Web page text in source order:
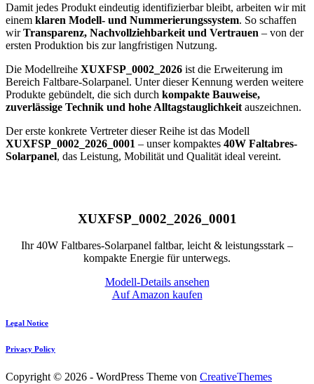
Damit jedes Produkt eindeutig identifizierbar bleibt, arbeiten wir mit
einem klaren Modell- und Nummerierungssystem. So schaffen
wirTransparenz, Nachvollziehbarkeit und Vertrauen – von der
ersten Produktion bis zur langfristigen Nutzung.
Die Modellreihe XUXFSP_0002_2026 ist die Erweiterung im
Bereich Faltbare-Solarpanel. Unter dieser Kennung werden weitere
Produkte gebündelt, die sich durch kompakte Bauweise,
zuverlässige Technik und hohe Alltagstauglichkeit auszeichnen.
Der erste konkrete Vertreter dieser Reihe ist das Modell
XUXFSP_0002_2026_0001 – unser kompaktes 40W Faltabres-
Solarpanel, das Leistung, Mobilität und Qualität ideal vereint.
XUXFSP_0002_2026 _0001
Ihr 40W Faltbares-Solarpanel faltbar, leicht & leistungsstark –
kompakte Energie für unterwegs.
Modell-Details ansehen
Auf Amazon kaufen
Legal Notice
Privacy Policy
Copyright © 2026 - WordPress Theme von CreativeThemes